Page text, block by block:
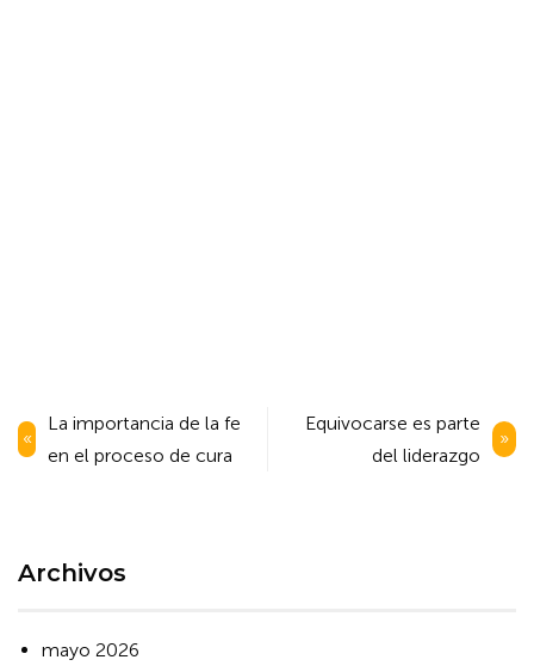
Navegación
de
La importancia de la fe
en el proceso de cura
Equivocarse es parte
del liderazgo
Archivos
mayo 2026